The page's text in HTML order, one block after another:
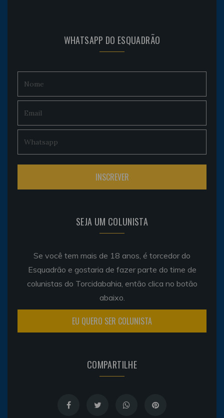
WHATSAPP DO ESQUADRÃO
SEJA UM COLUNISTA
Se você tem mais de 18 anos, é torcedor do
Esquadrão e gostaria de fazer parte do time de
colunistas do Torcidabahia, então clica no botão
abaixo.
EU QUERO SER COLUNISTA
COMPARTILHE